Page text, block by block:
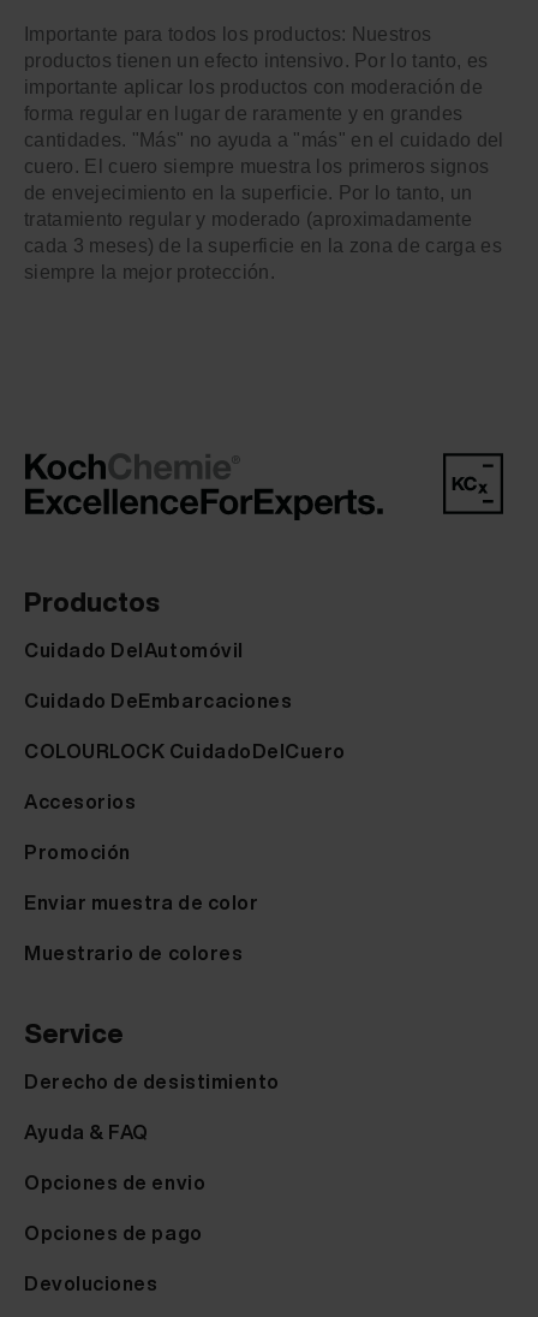
Importante para todos los productos: Nuestros
productos tienen un efecto intensivo. Por lo tanto, es
importante aplicar los productos con moderación de
forma regular en lugar de raramente y en grandes
cantidades. "Más" no ayuda a "más" en el cuidado del
cuero. El cuero siempre muestra los primeros signos
de envejecimiento en la superficie. Por lo tanto, un
tratamiento regular y moderado (aproximadamente
cada 3 meses) de la superficie en la zona de carga es
siempre la mejor protección.
Productos
Cuidado DelAutomóvil
Cuidado DeEmbarcaciones
COLOURLOCK CuidadoDelCuero
Accesorios
Promoción
Enviar muestra de color
Muestrario de colores
Service
Derecho de desistimiento
Ayuda & FAQ
Opciones de envio
Opciones de pago
Devoluciones